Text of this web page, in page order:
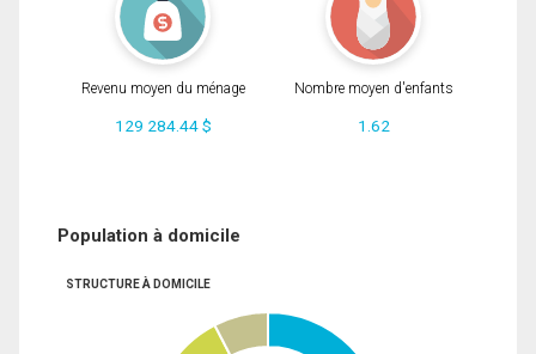
Revenu moyen du ménage
129 284.44 $
Nombre moyen d'enfants
1.62
Population à domicile
STRUCTURE À DOMICILE